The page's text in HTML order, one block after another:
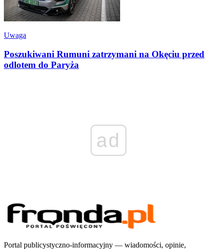
Uwaga
Poszukiwani Rumuni zatrzymani na Okęciu przed
odlotem do Paryża
ad
Portal publicystyczno-informacyjny — wiadomości, opinie,